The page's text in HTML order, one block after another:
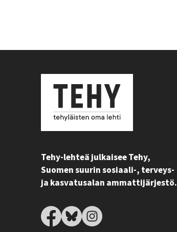
Tehy-lehteä julkaisee Tehy,
Suomen suurin sosiaali-, terveys-
ja kasvatusalan ammattijärjestö.